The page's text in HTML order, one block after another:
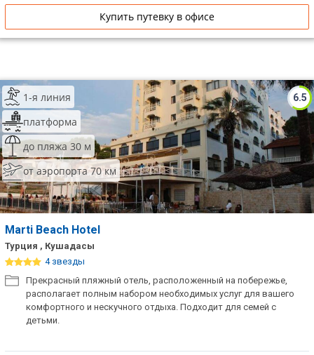
Купить путевку в офисе
6.5
1-я линия
платформа
до пляжа 30 м
от аэропорта 70 км
Marti Beach Hotel
Турция , Кушадасы
4 звезды
Прекрасный пляжный отель, расположенный на побережье,
располагает полным набором необходимых услуг для вашего
комфортного и нескучного отдыха. Подходит для семей с
детьми.